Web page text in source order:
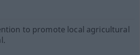
to promote local agricultural